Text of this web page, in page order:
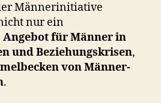
Männerinitiative
nur ein
für Männer in
und Beziehungskrisen,
von Männer-
.